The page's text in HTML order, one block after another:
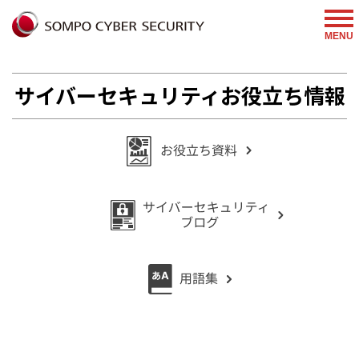
MENU
サイバーセキュリティお役立ち情報